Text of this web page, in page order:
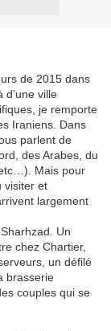
de 2015 dans
d’une ville
je remporte
Iraniens. Dans
parlent de
des Arabes, du
Mais pour
visiter et
largement
Un
chez Chartier,
un défilé
brasserie
couples qui se